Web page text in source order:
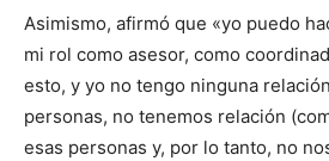
Asimismo, afirmó que «yo puedo
mi rol como asesor, como
esto, y yo no tengo ninguna
personas, no tenemos relación
esas personas y, por lo tanto, no